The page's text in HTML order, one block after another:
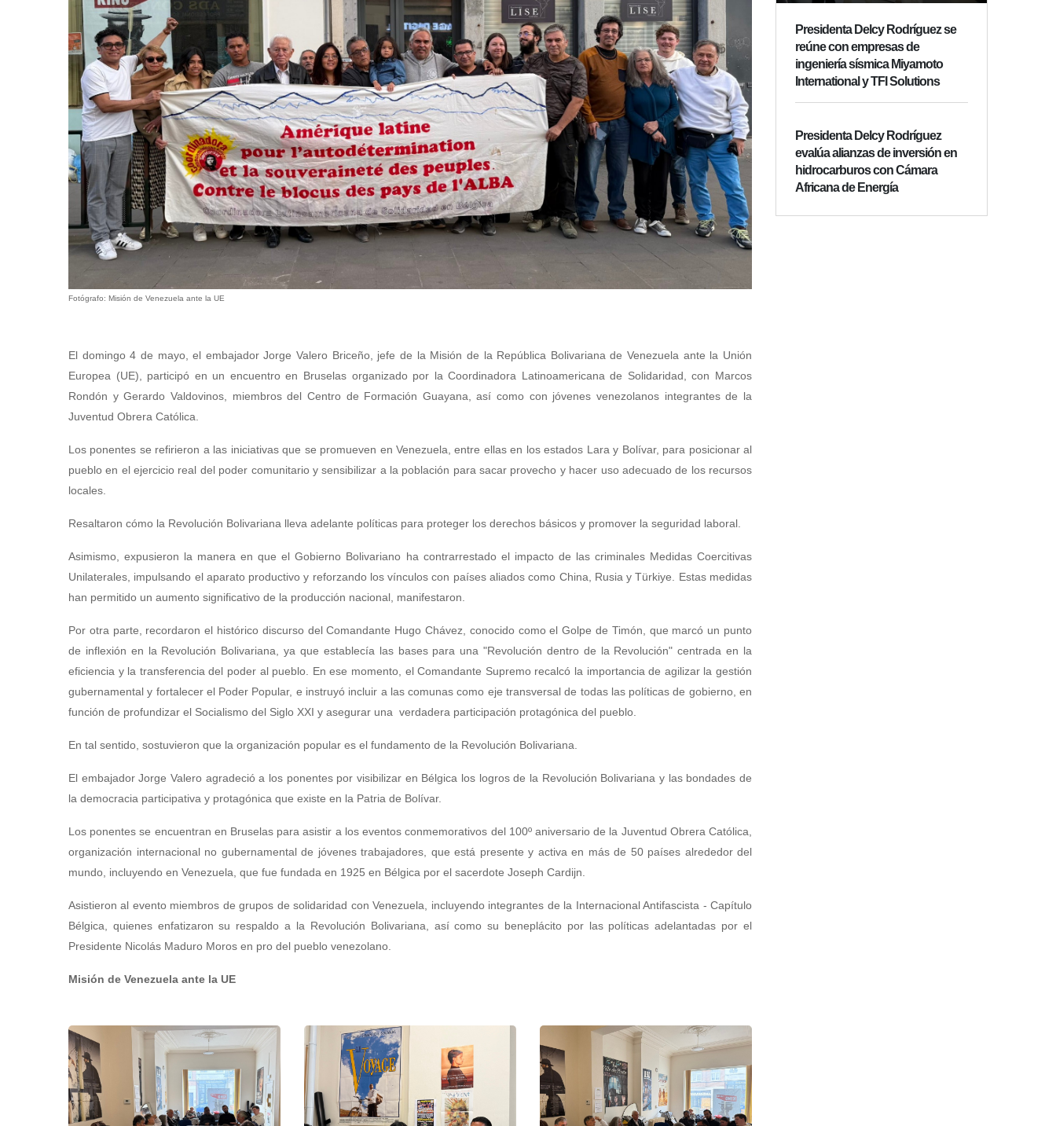
Fotógrafo: Misión de Venezuela ante la UE
El domingo 4 de mayo, el embajador Jorge Valero Briceño, jefe de la Misión de la República Bolivariana de Venezuela ante la Unión
Europea (UE), participó en un encuentro en Bruselas organizado por la Coordinadora Latinoamericana de Solidaridad, con Marcos
Rondón y Gerardo Valdovinos, miembros del Centro de Formación Guayana, así como con jóvenes venezolanos integrantes de la
Juventud Obrera Católica.
Los ponentes se refirieron a las iniciativas que se promueven en Venezuela, entre ellas en los estados Lara y Bolívar, para posicionar al
pueblo en el ejercicio real del poder comunitario y sensibilizar a la población para sacar provecho y hacer uso adecuado de los recursos
locales.
Resaltaron cómo la Revolución Bolivariana lleva adelante políticas para proteger los derechos básicos y promover la seguridad laboral.
Asimismo, expusieron la manera en que el Gobierno Bolivariano ha contrarrestado el impacto de las criminales Medidas Coercitivas
Unilaterales, impulsando el aparato productivo y reforzando los vínculos con países aliados como China, Rusia y Türkiye. Estas medidas
han permitido un aumento significativo de la producción nacional, manifestaron.
Por otra parte, recordaron el histórico discurso del Comandante Hugo Chávez, conocido como el Golpe de Timón, que marcó un punto
de inflexión en la Revolución Bolivariana, ya que establecía las bases para una "Revolución dentro de la Revolución" centrada en la
eficiencia y la transferencia del poder al pueblo. En ese momento, el Comandante Supremo recalcó la importancia de agilizar la gestión
gubernamental y fortalecer el Poder Popular, e instruyó incluir a las comunas como eje transversal de todas las políticas de gobierno, en
función de profundizar el Socialismo del Siglo XXI y asegurar una verdadera participación protagónica del pueblo.
En tal sentido, sostuvieron que la organización popular es el fundamento de la Revolución Bolivariana.
El embajador Jorge Valero agradeció a los ponentes por visibilizar en Bélgica los logros de la Revolución Bolivariana y las bondades de
la democracia participativa y protagónica que existe en la Patria de Bolívar.
Los ponentes se encuentran en Bruselas para asistir a los eventos conmemorativos del 100º aniversario de la Juventud Obrera Católica,
organización internacional no gubernamental de jóvenes trabajadores, que está presente y activa en más de 50 países alrededor del
mundo, incluyendo en Venezuela, que fue fundada en 1925 en Bélgica por el sacerdote Joseph Cardijn.
Asistieron al evento miembros de grupos de solidaridad con Venezuela, incluyendo integrantes de la Internacional Antifascista - Capítulo
Bélgica, quienes enfatizaron su respaldo a la Revolución Bolivariana, así como su beneplácito por las políticas adelantadas por el
Presidente Nicolás Maduro Moros en pro del pueblo venezolano.
Misión de Venezuela ante la UE
Presidenta Delcy Rodríguez se
reúne con empresas de
ingeniería sísmica Miyamoto
International y TFI Solutions
Presidenta Delcy Rodríguez
evalúa alianzas de inversión en
hidrocarburos con Cámara
Africana de Energía